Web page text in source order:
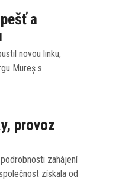
a
novou linku,
Mureș s
provoz
zahájení
získala od